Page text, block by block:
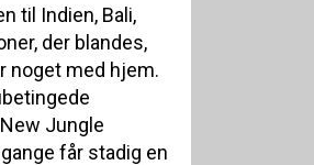
til Indien, Bali,
der blandes,
noget med hjem.
Jungle
får stadig en